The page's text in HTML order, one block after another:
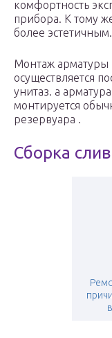
комфортность
прибора. К тому
более эстетичным.
Монтаж арматуры
осуществляется
унитаз. а
монтируется
резервуара .
Сборка